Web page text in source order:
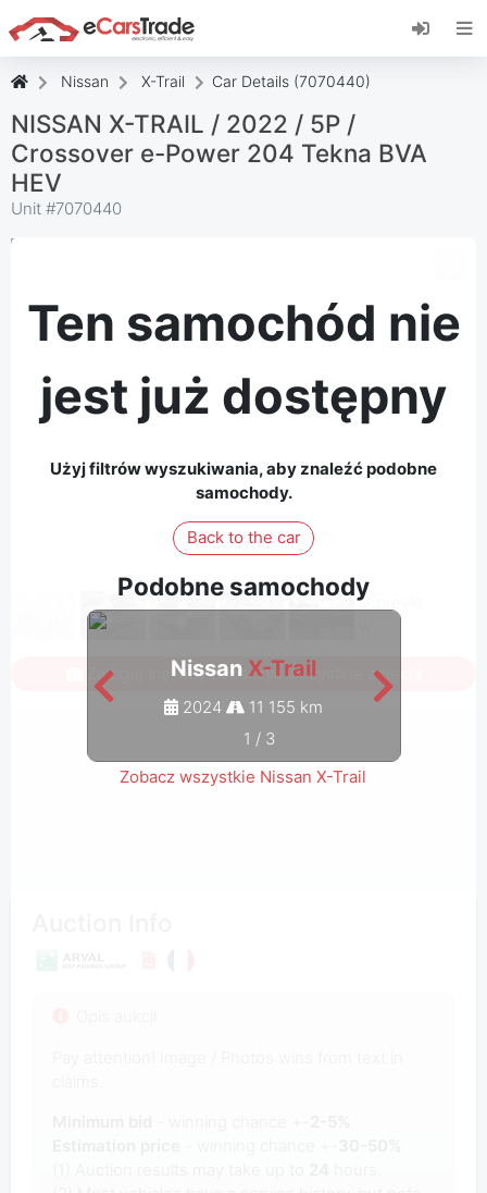
Zainstaluj aplikację internetową eCarsTrade,
dodaj ją do ekranu głównego i otrzymuj
Nissan X-Trail Car Details (7070440)
NISSAN X-TRAIL / 2022 / 5P /
Crossover e-Power 204 Tekna BVA
HEV
Unit #7070440
Ten samochód nie
jest już dostępny
Użyj filtrów wyszukiwania, aby znaleźć podobne
samochody.
Back to the car
Podobne samochody
Nissan X-Trail
2024
11 155 km
1 / 3
Zobacz wszystkie Nissan X-Trail
Zaloguj się, aby zobaczyć wszystkie zdjęcia